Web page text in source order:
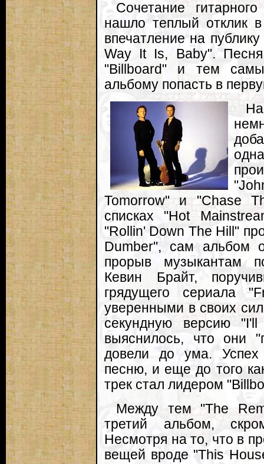
Сочетание
нашло теплый отклик
впечатление на
Way It Is, Baby".
"Billboard" и тем
альбому попасть в
Tomorrow" и "Chase
списках "Hot
"Rollin' Down The Hill"
Dumber", сам альбом
прорыв музыкантам
Кевин Брайт,
грядущего сериала
уверенными в своих
секундную версию
выяснилось, что они
довели до ума.
песню, и еще до того
трек стал лидером
Между тем "The
третий альбом,
Несмотря на то, что в
вещей вроде "This